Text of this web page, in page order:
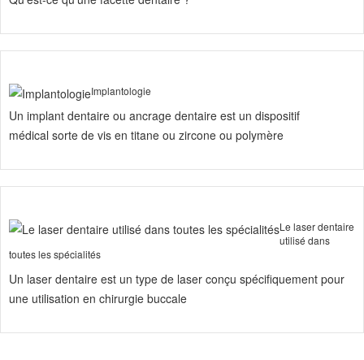
Implantologie
Un implant dentaire ou ancrage dentaire est un dispositif
médical sorte de vis en titane ou zircone ou polymère
Le laser dentaire
utilisé dans
toutes les spécialités
Un laser dentaire est un type de laser conçu spécifiquement pour
une utilisation en chirurgie buccale